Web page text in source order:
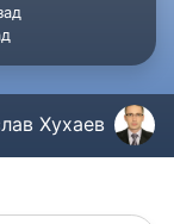
Хухаев